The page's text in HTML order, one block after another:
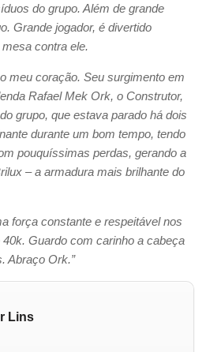
do grupo. Além de grande
Grande jogador, é divertido
contra ele.
meu coração. Seu surgimento em
Rafael Mek Ork, o Construtor,
grupo, que estava parado há dois
durante um bom tempo, tendo
pouquíssimas perdas, gerando a
– a armadura mais brilhante do
força constante e respeitável nos
Guardo com carinho a cabeça
Abraço Ork.”
Lins